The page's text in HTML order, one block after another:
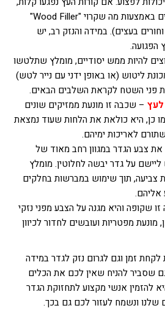
ניתן למלא את החללים באמצעות מה שקרוי "Wood Filler"
בעצים). במידה והנזק רב, יש
הפגועה.
להיות ממש יסודיים, מומלץ שתלטשו
ליטוש (או באופן ידני עם נייר לטש)
פני השטח לקראת השלבים הבאים.
– שכבה זו מונעת ממזיקים שונים
כן, היא כולאת את הלחות שעוד נמצאת
לאריכות ימיהם.
צבע הגדר במגוון רחב מאוד של
ליישם על גדר יבשה לחלוטין. מומלץ
צביעה, תוך שימוש במברשות בחלקים
אליהם.
שקופה והיא מגנה על הצבע מפני נזקי
מונעת מפטריות ועובשים לחדור לכיוון
לקחת זמן וגם לגרום נזק לגדר במידה
שסביר להניח שאין לכם את הכלים
להזמין אנשי מקצוע לתחזוקת הגדר
שלנו ונשמח לעזור לכם גם בכך.